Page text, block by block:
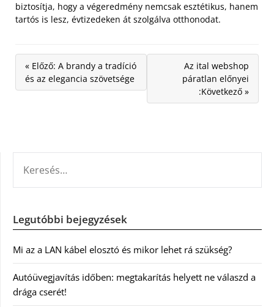
biztosítja, hogy a végeredmény nemcsak esztétikus, hanem
tartós is lesz, évtizedeken át szolgálva otthonodat.
« Előző: A brandy a tradíció
és az elegancia szövetsége
Az ital webshop
páratlan előnyei
:Következő »
Legutóbbi bejegyzések
Mi az a LAN kábel elosztó és mikor lehet rá szükség?
Autóüvegjavítás időben: megtakarítás helyett ne válaszd a
drága cserét!